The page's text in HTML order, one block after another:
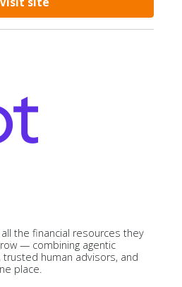
the financial resources they
— combining agentic
human advisors, and
place.